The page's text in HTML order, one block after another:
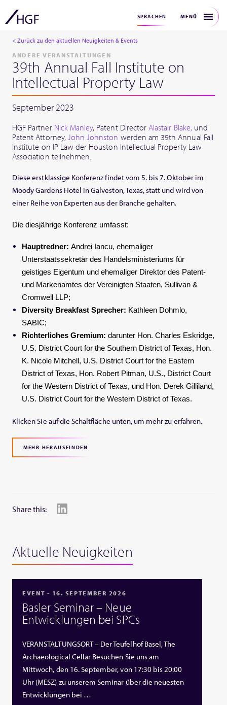
SPRACHEN MENÜ
< Zurück zu den aktuellen Neuigkeiten & Events
ANDERE VERANSTALTUNGEN
39th Annual Fall Institute on
Intellectual Property Law
September 2023
HGF Partner Nick Manley, Patent DirectorAlastair Blake, und
Patent Attorney, John Johnston werden am 39th Annual Fall
Institute on IP Law der Houston Intellectual Property Law
Association teilnehmen.
Diese erstklassige Konferenz findet vom 5. bis 7. Oktober im
Moody Gardens Hotel in Galveston, Texas, statt und wird von
einer Reihe von Experten aus der Branche gehalten.
Die diesjährige Konferenz umfasst:
Hauptredner: Andrei Iancu, ehemaliger
Unterstaatssekretär des Handelsministeriums für
geistiges Eigentum und ehemaliger Direktor des Patent-
und Markenamtes der Vereinigten Staaten, Sullivan &
Cromwell LLP;
Diversity Breakfast Sprecher: Kathleen Dohmlo,
SABIC;
Richterliches Gremium: darunter Hon. Charles Eskridge,
U.S. District Court for the Southern District of Texas, Hon.
K. Nicole Mitchell, U.S. District Court for the Eastern
District of Texas, Hon. Robert Pitman, U.S., District Court
for the Western District of Texas, und Hon. Derek Gilliland,
U.S. District Court for the Western District of Texas.
Klicken Sie auf die Schaltfläche unten, um mehr zu erfahren.
MEHR HERAUSFINDEN
Share this:
Aktuelle Neuigkeiten
EVENT - 16. SEPTEMBER 2026
Basler Seminar – Neue
Entwicklungen bei SPCs
VERANSTALTUNGSORT – Der Teufelhof Basel, The
Archaeological Cellar Besuchen Sie uns am
Mittwoch, den 16. September, von 17:30 bis 20:00
Uhr (MESZ) zu unserem Seminar über die neuesten
Entwicklungen bei …